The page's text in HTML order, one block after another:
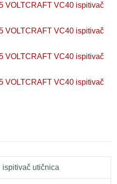
VOLTCRAFT VC40 ispitivač
VOLTCRAFT VC40 ispitivač
VOLTCRAFT VC40 ispitivač
VOLTCRAFT VC40 ispitivač
ispitivač utičnica